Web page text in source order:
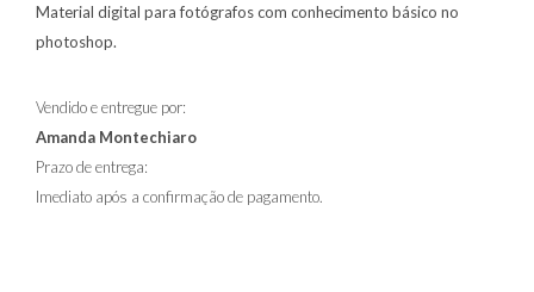
Material digital para fotógrafos com conhecimento básico no
photoshop.
Vendido e entregue por:
Amanda Montechiaro
Prazo de entrega:
Imediato após a confirmação de pagamento.